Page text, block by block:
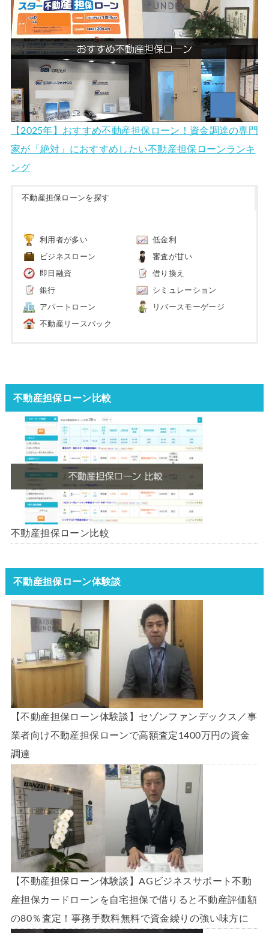
【2025年】おすすめ不動産担保ローン！資金調達の専門
家が「絶対」におすすめしたい不動産担保ローンランキ
ング
不動産担保ローンを探す
利用者が多い 低金利
ビジネスローン 審査が甘い
即日融資 借り換え
銀行 シミュレーション
アパートローン リバースモーゲージ
不動産リースバック
不動産担保ローン比較
不動産担保ローン比較
不動産担保ローン体験談
【不動産担保ローン体験談】セゾンファンデックス／事
業者向け不動産担保ローンで高額査定1400万円の資金
調達
【不動産担保ローン体験談】AGビジネスサポート不動
産担保カードローンを自宅担保で借りると不動産評価額
の80％査定！事務手数料無料で資金繰りの強い味方に